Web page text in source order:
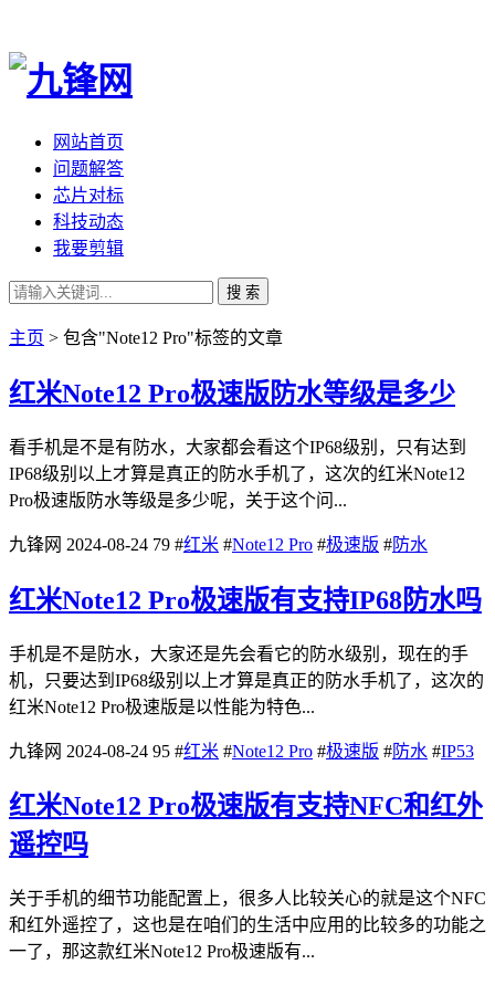
网站首页
问题解答
芯片对标
科技动态
我要剪辑
搜 索
主页 > 包含"Note12 Pro"标签的文章
红米Note12 Pro极速版防水等级是多少
看手机是不是有防水，大家都会看这个IP68级别，只有达到
IP68级别以上才算是真正的防水手机了，这次的红米Note12
Pro极速版防水等级是多少呢，关于这个问...
九锋网 2024-08-24 79 #红米 #Note12 Pro #极速版 #防水
红米Note12 Pro极速版有支持IP68防水吗
手机是不是防水，大家还是先会看它的防水级别，现在的手
机，只要达到IP68级别以上才算是真正的防水手机了，这次的
红米Note12 Pro极速版是以性能为特色...
九锋网 2024-08-24 95 #红米 #Note12 Pro #极速版 #防水 #IP53
红米Note12 Pro极速版有支持NFC和红外
遥控吗
关于手机的细节功能配置上，很多人比较关心的就是这个NFC
和红外遥控了，这也是在咱们的生活中应用的比较多的功能之
一了，那这款红米Note12 Pro极速版有...